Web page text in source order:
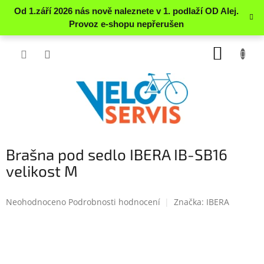
Přejít
Brašna pod sedlo IBERA IB-SB16
velikost M
Průměrné
Neohodnoceno Podrobnosti hodnocení Značka: IBERA